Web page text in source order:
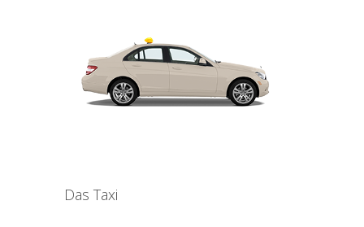
Das Taxi